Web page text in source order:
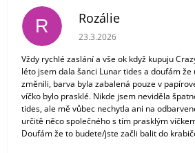
R Rozálie
Hodnocení obchodu je 3 z 5
23.3.2026
Vždy rychlé zaslání a vše ok když kupuju
léto jsem dala šanci Lunar tides a doufám že
změnili, barva byla zabalená pouze v
víčko bylo prasklé. Nikde jsem neviděla
tides, ale mě vůbec nechytla ani na
určitě něco společného s tím prasklým
Doufám že to budete/jste začli balit do